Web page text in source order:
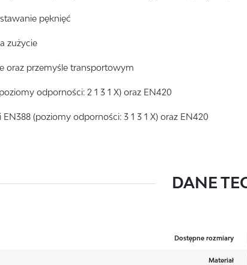
pęknięć
zużycie
oraz przemyśle transportowym
odporności: 2 1 3 1 X) oraz EN420
(poziomy odporności: 3 1 3 1 X) oraz EN420
DANE
Dostępne rozmiary
Materiał